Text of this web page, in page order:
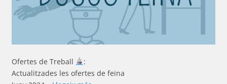
Ofertes de Treball
:
Actualitzades les ofertes de feina